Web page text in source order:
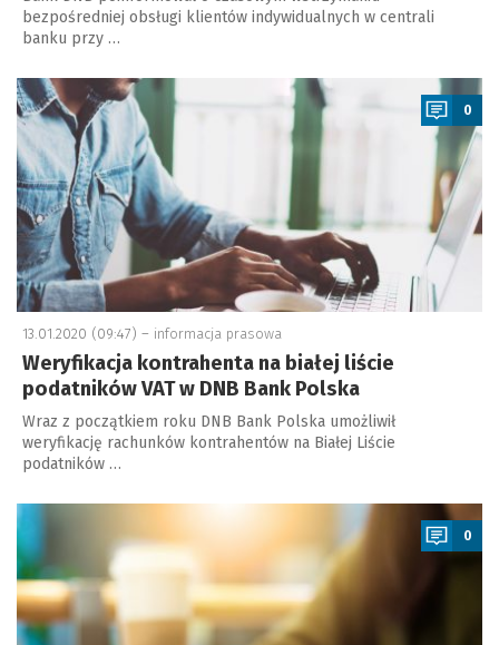
bezpośredniej obsługi klientów indywidualnych w centrali
banku przy …
a
0
13.01.2020 (09:47) – informacja prasowa
Weryfikacja kontrahenta na białej liście
podatników VAT w DNB Bank Polska
Wraz z początkiem roku DNB Bank Polska umożliwił
weryfikację rachunków kontrahentów na Białej Liście
podatników …
a
0